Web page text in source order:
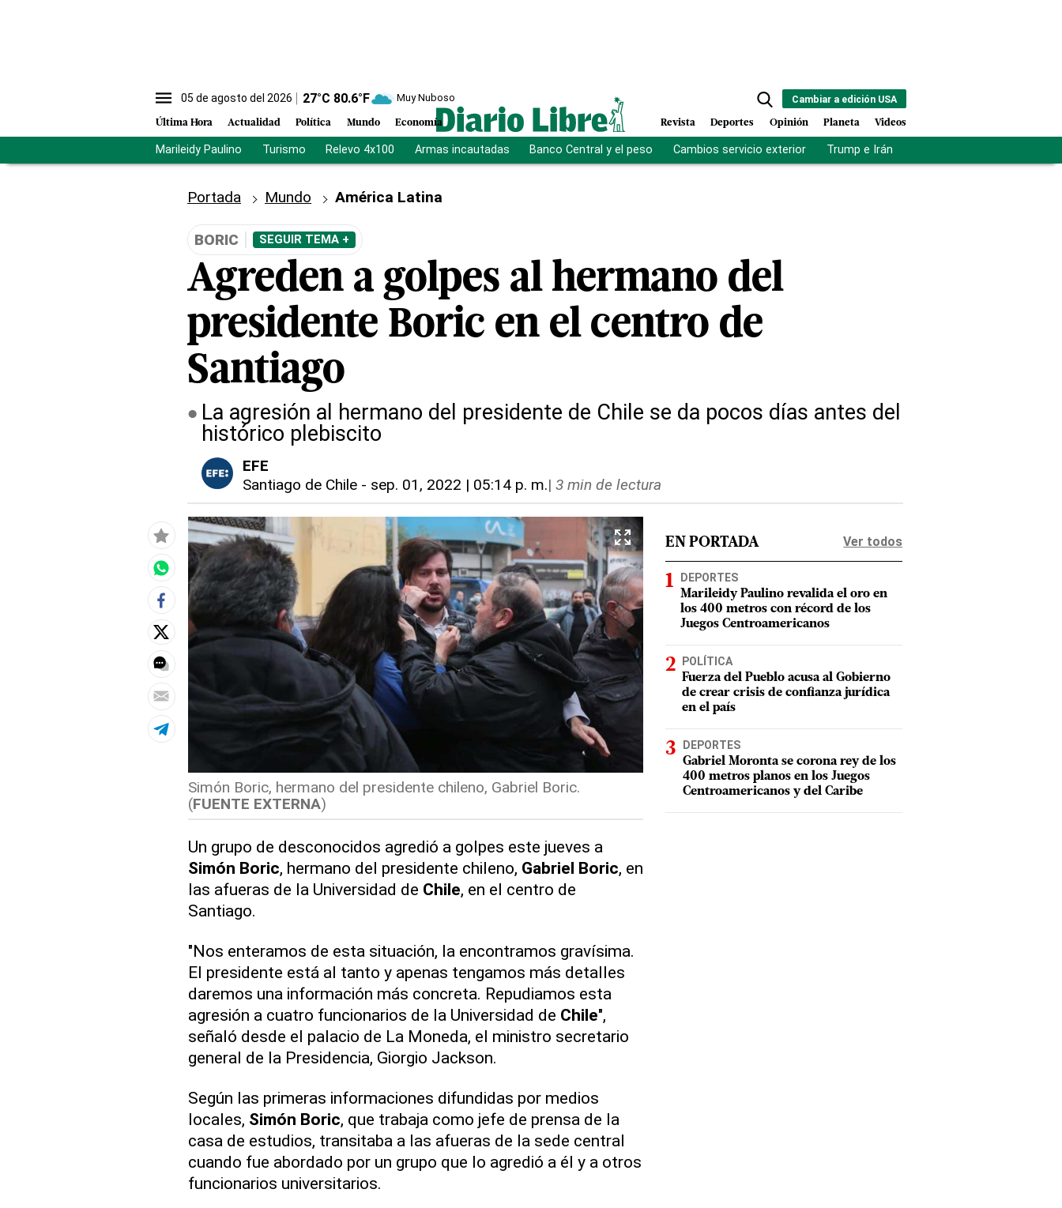
05 de agosto del 2026 27°C 80.6°F Muy Nuboso
Última Hora Actualidad Política Mundo Economía
Cambiar a edición USA
Revista Deportes Opinión Planeta Videos
Marileidy Paulino Turismo Relevo 4x100 Armas incautadas Banco Central y el peso Cambios servicio exterior Trump e Irán
Portada Mundo América Latina
BORIC SEGUIR TEMA +
Agreden a golpes al hermano del
presidente Boric en el centro de
Santiago
La agresión al hermano del presidente de Chile se da pocos días antes del
histórico plebiscito
EFE
Santiago de Chile - sep. 01, 2022 | 05:14 p. m.| 3 min de lectura
Simón Boric, hermano del presidente chileno, Gabriel Boric.
(FUENTE EXTERNA)
Un grupo de desconocidos agredió a golpes este jueves a
Simón Boric, hermano del presidente chileno, Gabriel Boric, en
las afueras de la Universidad de Chile, en el centro de
Santiago.
"Nos enteramos de esta situación, la encontramos gravísima.
El presidente está al tanto y apenas tengamos más detalles
daremos una información más concreta. Repudiamos esta
agresión a cuatro funcionarios de la Universidad de Chile",
señaló desde el palacio de La Moneda, el ministro secretario
general de la Presidencia, Giorgio Jackson.
Según las primeras informaciones difundidas por medios
locales, Simón Boric, que trabaja como jefe de prensa de la
casa de estudios, transitaba a las afueras de la sede central
cuando fue abordado por un grupo que lo agredió a él y a otros
funcionarios universitarios.
EN PORTADA Ver todos
DEPORTES
Marileidy Paulino revalida el oro en
los 400 metros con récord de los
Juegos Centroamericanos
POLÍTICA
Fuerza del Pueblo acusa al Gobierno
de crear crisis de confianza jurídica
en el país
DEPORTES
Gabriel Moronta se corona rey de los
400 metros planos en los Juegos
Centroamericanos y del Caribe